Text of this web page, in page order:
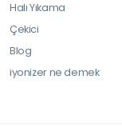
Halı Yıkama
Çekici
Blog
iyonizer ne demek